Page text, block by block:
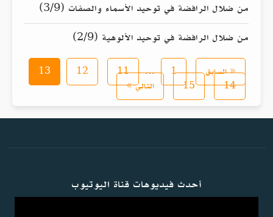
من ضلال الرافضة في توحيد الأسماء والصفات (3/9)
من ضلال الرافضة في توحيد الألوهية (2/9)
« السابق 1
…
11
12
13
14
15 التالي »
أحدث فيديوهات قناة اليوتيوب